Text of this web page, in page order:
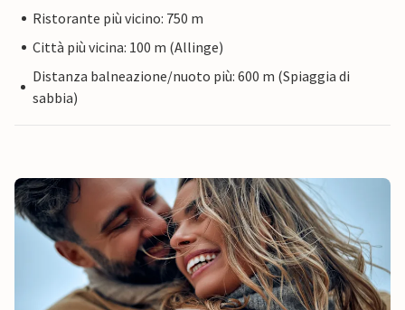
Ristorante più vicino: 750 m
Città più vicina: 100 m (Allinge)
Distanza balneazione/nuoto più: 600 m (Spiaggia di
sabbia)